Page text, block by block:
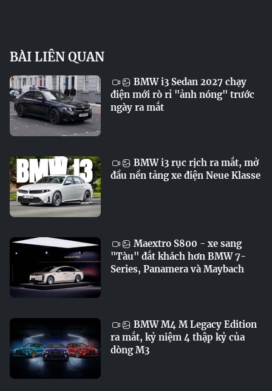
BÀI LIÊN QUAN
BMW i3 Sedan 2027 chạy
điện mới rò rỉ "ảnh nóng" trước
ngày ra mắt
BMW i3 rục rịch ra mắt, mở
đầu nền tảng xe điện Neue Klasse
Maextro S800 - xe sang
"Tàu" đắt khách hơn BMW 7-
Series, Panamera và Maybach
BMW M4 M Legacy Edition
ra mắt, kỷ niệm 4 thập kỷ của
dòng M3